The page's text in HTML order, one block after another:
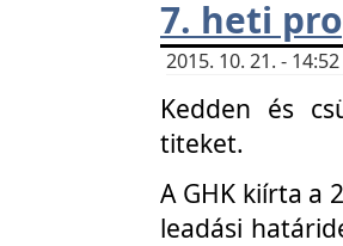
7. heti
2015. 10. 21. -
Kedden és
titeket.
A GHK kiírta a
leadási